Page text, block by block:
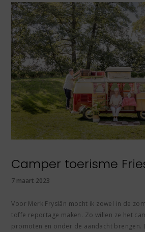
Camper toerisme
7 maart 2023
Voor Merk Fryslân mocht ik zowel in de
toffe reportage maken. Zo willen ze het
promoten en onder de aandacht brengen.